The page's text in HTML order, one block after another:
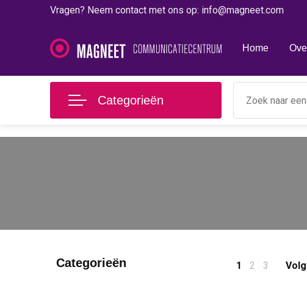
Vragen? Neem contact met ons op: info@magneet.com
Home
Categorieën
Categorieën 1 2 3